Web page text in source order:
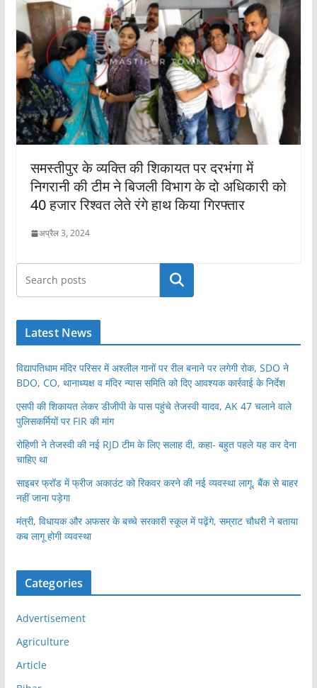
समस्तीपुर के व्यक्ति की शिकायत पर दरभंगा में
निगरानी की टीम ने बिजली विभाग के दो अधिकारी को
40 हजार रिश्वत लेते रंगे हाथ किया गिरफ्तार
अप्रैल 3, 2024
खोजें
Latest News
विद्यापतिधाम मंदिर परिसर में अश्लील गानों पर रील बनाने पर लगेगी रोक, SDO ने
BDO, CO, थानाध्यक्ष व मंदिर न्यास समिति को दिए आवश्यक कार्रवाई के निर्देश
एसपी की शिकायत लेकर डीजीपी के पास पहुंचे तेजस्वी यादव, AK 47 चलाने वाले
पुलिसकर्मियों पर FIR की मांग
रोहिणी ने तेजस्वी की नई RJD टीम के लिए सलाह दी, कहा- बहुत पहले यह कर देना
चाहिए था
साइबर फ्रॉड में फ्रीज अकाउंट को रिकवर करने की नई व्यवस्था लागू, बैंक से बाहर
नहीं जाना पड़ेगा
मंत्री, विधायक और अफसर के बच्चे सरकारी स्कूल में पढ़ेंगे, सम्राट चौधरी ने बताया
कब लागू होगी व्यवस्था
Categories
Advertisement
Agriculture
Article